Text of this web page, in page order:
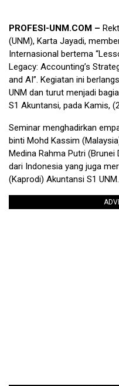
PROFESI-UNM.COM –
(UNM), Karta Jayadi,
Internasional bertema
Legacy: Accounting’s
and AI”. Kegiatan ini
UNM dan turut menjadi
S1 Akuntansi, pada Kamis,
Seminar menghadirkan
binti Mohd Kassim
Medina Rahma Putri
dari Indonesia yang juga
(Kaprodi) Akuntansi S1 UNM.